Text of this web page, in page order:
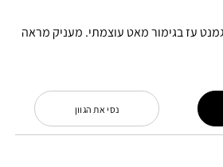
עז בגימור מאט עוצמתי. מעניק מראה
נסי את הגוון